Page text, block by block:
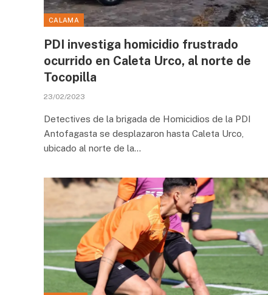
CALAMA
PDI investiga homicidio frustrado
ocurrido en Caleta Urco, al norte de
Tocopilla
23/02/2023
Detectives de la brigada de Homicidios de la PDI
Antofagasta se desplazaron hasta Caleta Urco,
ubicado al norte de la…